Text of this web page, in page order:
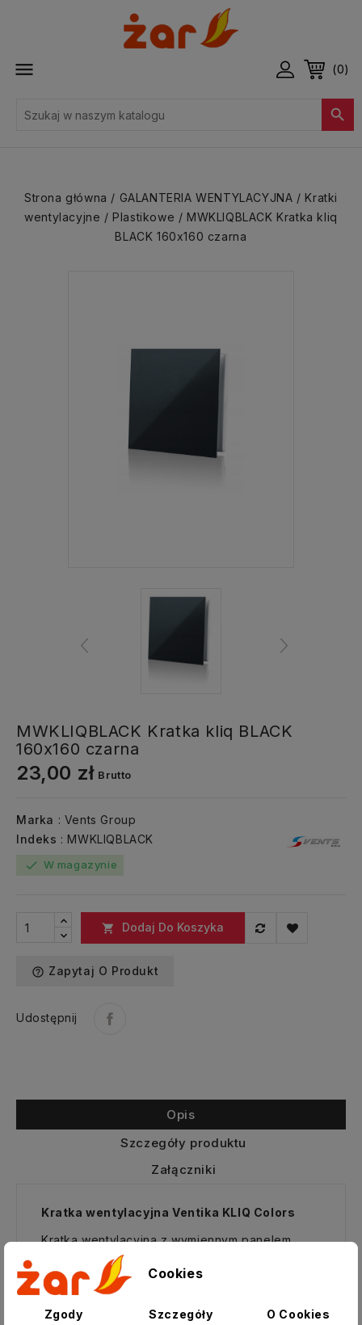
 (0)

Strona główna GALANTERIA WENTYLACYJNA
Kratki
wentylacyjne
Plastikowe
MWKLIQBLACK Kratka kliq
BLACK 160x160 czarna
MWKLIQBLACK Kratka kliq BLACK
160x160 czarna
23,00 zł Brutto
Marka : Vents Group
Indeks : MWKLIQBLACK
check W magazynie
 Dodaj Do Koszyka
help_outline Zapytaj O Produkt
Udostępnij
Opis
Szczegóły produktu
Załączniki
Kratka wentylacyjna Ventika KLIQ Colors
Kratka wentylacyjna z wymiennym panelem
dekoracyjnym
Zastosowanie:
Do dekoracji otworów nawiewu i wywiewu
Cookies
Zgody Szczegóły O Cookies